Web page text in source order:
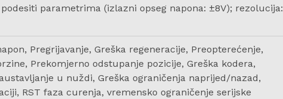
parametrima (izlazni opseg napona: ±8V); rezolucija:
Pregrijavanje, Greška regeneracije, Preopterećenje,
Prekomjerno odstupanje pozicije, Greška kodera,
u nuždi, Greška ograničenja naprijed/nazad,
RST faza curenja, vremensko ograničenje serijske